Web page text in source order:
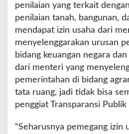
penilaian yang terkait
penilaian tanah, bangunan,
mendapat izin usaha dari
menyelenggarakan urusan
bidang keuangan negara
dari menteri yang
pemerintahan di bidang
tata ruang, jadi tidak bisa
penggiat Transparansi Publik
“Seharusnya pemegang izin